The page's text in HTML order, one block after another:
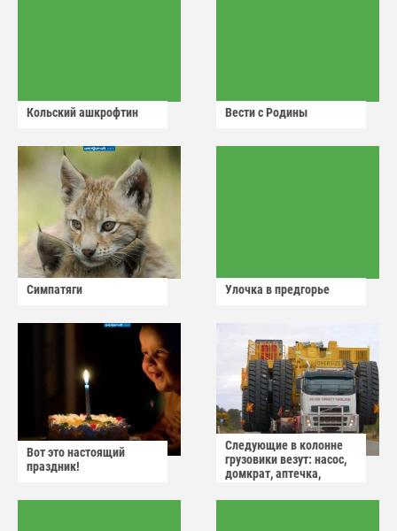
Кольский ашкрофтин Вести с Родины
Симпатяги Улочка в предгорье
Вот это настоящий
праздник!
Следующие в колонне
грузовики везут: насос,
домкрат, аптечка,